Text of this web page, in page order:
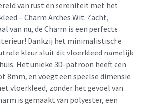
van rust en sereniteit met het
– Charm Arches Wit. Zacht,
van nu, de Charm is een perfecte
Dankzij het minimalistische
kleur sluit dit vloerkleed namelijk
Het unieke 3D-patroon heeft een
8mm, en voegt een speelse dimensie
vloerkleed, zonder het gevoel van
is gemaakt van polyester, een